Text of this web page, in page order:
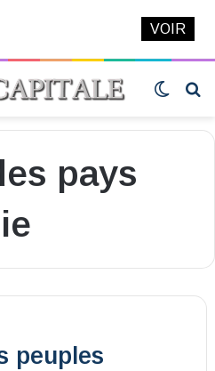
Switch
pays
peuples
VOIR